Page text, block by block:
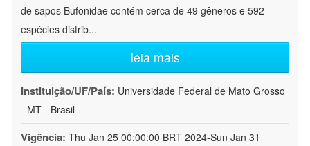
de sapos Bufonidae contém cerca de 49 gêneros e 592
espécies distrib...
leia mais
Instituição/UF/País: Universidade Federal de Mato Grosso
- MT - Brasil
Vigência: Thu Jan 25 00:00:00 BRT 2024-Sun Jan 31